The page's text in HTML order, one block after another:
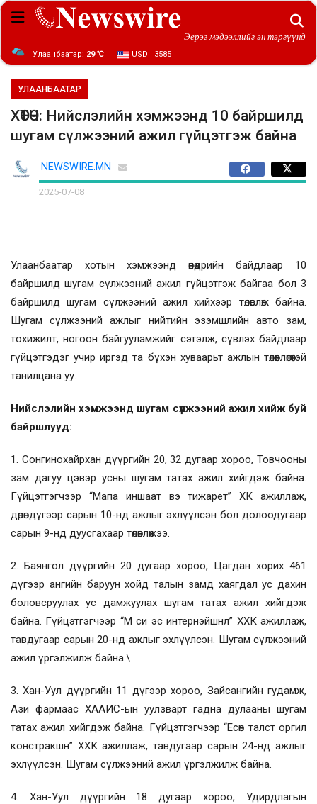
Эерэг мэдээллийг эн тэргүүнд
Улаанбаатар: 29 ℃ USD | 3585
УЛААНБААТАР
ХӨТӨЧ: Нийслэлийн хэмжээнд 10 байршилд
шугам сүлжээний ажил гүйцэтгэж байна
NEWSWIRE.MN
2025-07-08
Улаанбаатар хотын хэмжээнд өнөөдрийн байдлаар 10
байршилд шугам сүлжээний ажил гүйцэтгэж байгаа бол 3
байршилд шугам сүлжээний ажил хийхээр төлөвлөж байна.
Шугам сүлжээний ажлыг нийтийн эзэмшлийн авто зам,
тохижилт, ногоон байгууламжийг сэтэлж, сүвлэх байдлаар
гүйцэтгэдэг учир иргэд та бүхэн хуваарьт ажлын төлөвлөгөөтэй
танилцана уу.
Нийслэлийн хэмжээнд шугам сүлжээний ажил хийж буй
байршлууд:
1. Сонгинохайрхан дүүргийн 20, 32 дугаар хороо, Товчооны
зам дагуу цэвэр усны шугам татах ажил хийгдэж байна.
Гүйцэтгэгчээр “Мапа иншаат вэ тижарет” ХК ажиллаж,
дөрөвдүгээр сарын 10-нд ажлыг эхлүүлсэн бол долоодугаар
сарын 9-нд дуусгахаар төлөвлөжээ.
2. Баянгол дүүргийн 20 дугаар хороо, Цагдан хорих 461
дүгээр ангийн баруун хойд талын замд хаягдал ус дахин
боловсруулах ус дамжуулах шугам татах ажил хийгдэж
байна. Гүйцэтгэгчээр “М си эс интернэйшнл” ХХК ажиллаж,
тавдугаар сарын 20-нд ажлыг эхлүүлсэн. Шугам сүлжээний
ажил үргэлжилж байна.\
3. Хан-Уул дүүргийн 11 дүгээр хороо, Зайсангийн гудамж,
Ази фармаас ХААИС-ын уулзварт гадна дулааны шугам
татах ажил хийгдэж байна. Гүйцэтгэгчээр “Есөн талст оргил
констракшн” ХХК ажиллаж, тавдугаар сарын 24-нд ажлыг
эхлүүлсэн. Шугам сүлжээний ажил үргэлжилж байна.
4. Хан-Уул дүүргийн 18 дугаар хороо, Удирдлагын